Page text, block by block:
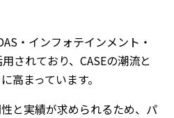
・インフォテインメント・
されており、CASEの潮流と
高まっています。
と実績が求められるため、パ